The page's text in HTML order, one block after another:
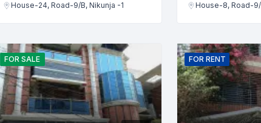
House-24, Road-9/B, Nikunja -1
House-8, Road-9/
FOR SALE FOR RENT